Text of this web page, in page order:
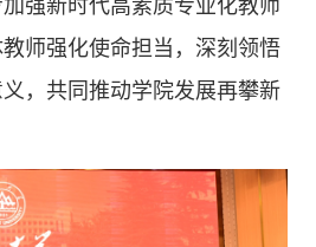
强新时代高素质专业化教师
师强化使命担当，深刻领悟
，共同推动学院发展再攀新